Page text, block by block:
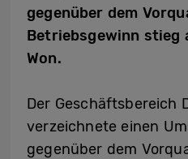
gegenüber dem
Betriebsgewinn stieg
Won.
Der Geschäftsbereich
verzeichnete einen
gegenüber dem